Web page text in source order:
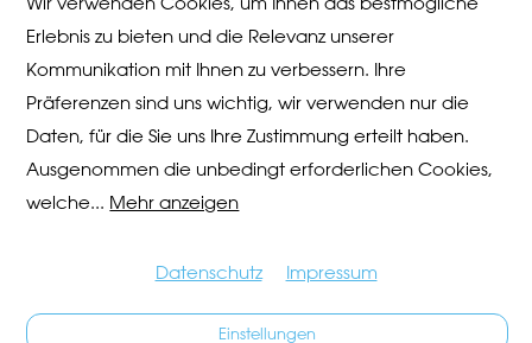
Kostüm oder
Tracht mieten
Ich verfüge über
ein Kostüm/
eine eigene
Tracht
Erlebnis zu bieten und die Relevanz unserer
Kommunikation mit Ihnen zu verbessern. Ihre
Präferenzen sind uns wichtig, wir verwenden nur die
Daten, für die Sie uns Ihre Zustimmung erteilt haben.
Ausgenommen die unbedingt erforderlichen Cookies,
welche... Mehr anzeigen
Datenschutz Impressum
Einstellungen